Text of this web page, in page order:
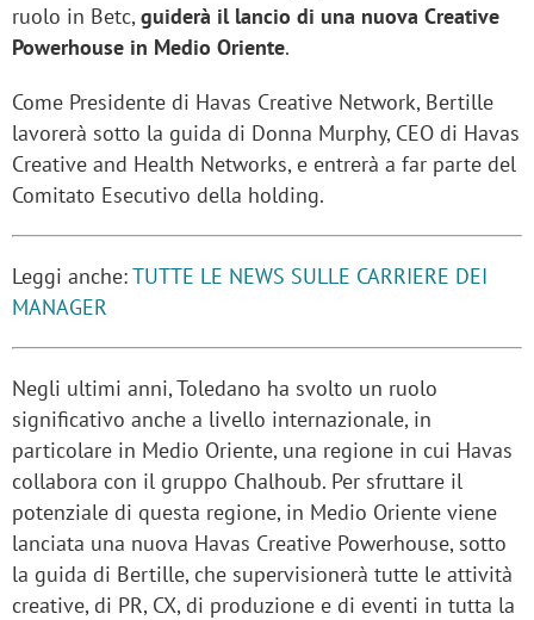
ruolo in Betc,guiderà il lancio di una nuova Creative
Powerhouse in Medio Oriente.
Come Presidente di Havas Creative Network, Bertille
lavorerà sotto la guida di Donna Murphy, CEO di Havas
Creative and Health Networks, e entrerà a far parte del
Comitato Esecutivo della holding.
Leggi anche:TUTTE LE NEWS SULLE CARRIERE DEI
MANAGER
Negli ultimi anni, Toledano ha svolto un ruolo
significativo anche a livello internazionale, in
particolare in Medio Oriente, una regione in cui Havas
collabora con il gruppo Chalhoub. Per sfruttare il
potenziale di questa regione, in Medio Oriente viene
lanciata una nuova Havas Creative Powerhouse, sotto
la guida di Bertille, che supervisionerà tutte le attività
creative, di PR, CX, di produzione e di eventi in tutta la